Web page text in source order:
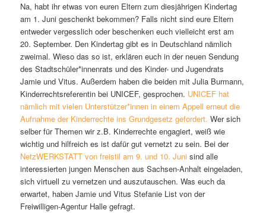
Na, habt ihr etwas von euren Eltern zum diesjährigen Kindertag
am 1. Juni geschenkt bekommen? Falls nicht sind eure Eltern
entweder vergesslich oder beschenken euch vielleicht erst am
20. September. Den Kindertag gibt es in Deutschland nämlich
zweimal. Wieso das so ist, erklären euch in der neuen Sendung
des Stadtschüler*innenrats und des Kinder- und Jugendrats
Jamie und Vitus. Außerdem haben die beiden mit Julia Burmann,
Kinderrechtsreferentin bei UNICEF, gesprochen. UNICEF hat
nämlich mit vielen Unterstützer*innen in einem Appell erneut die
Aufnahme der Kinderrechte ins Grundgesetz gefordert. Wer sich
selber für Themen wir z.B. Kinderrechte engagiert, weiß wie
wichtig und hilfreich es ist dafür gut vernetzt zu sein. Bei der
NetzWERKSTATT von freistil am 9. und 10. Juni sind alle
interessierten jungen Menschen aus Sachsen-Anhalt eingeladen,
sich virtuell zu vernetzen und auszutauschen. Was euch da
erwartet, haben Jamie und Vitus Stefanie List von der
Freiwilligen-Agentur Halle gefragt.